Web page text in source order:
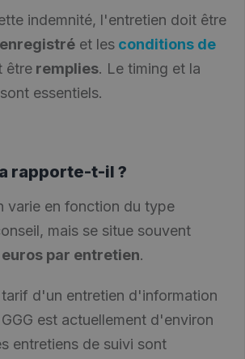
indemnité, l'entretien doit être
et les conditions de
être remplies. Le timing et la
essentiels.
rapporte-t-il ?
varie en fonction du type
mais se situe souvent
par entretien.
tarif d'un entretien d'information
est actuellement d'environ
entretiens de suivi sont